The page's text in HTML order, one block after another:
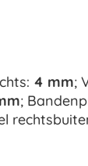
4 mm;
;